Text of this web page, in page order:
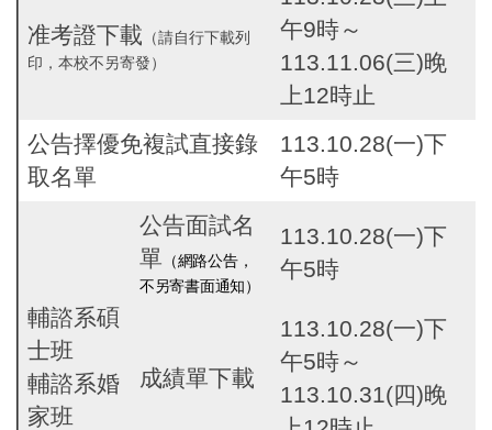
准考證下載 （請自行下載列
印，本校不另寄發）
午9時～
113.11.06(三)晚
上12時止
公告擇優免複試直接錄
取名單
113.10.28(一)下
午5時
輔諮系碩
士班
輔諮系婚
家班
公告面試名
單 （網路公告，
不另寄書面通知）
113.10.28(一)下
午5時
成績單下載
113.10.28(一)下
午5時～
113.10.31(四)晚